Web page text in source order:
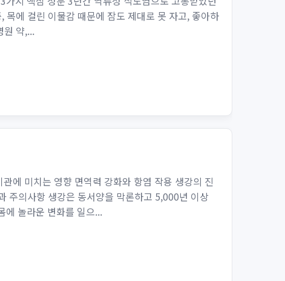
에 걸린 이물감 때문에 잠도 제대로 못 자고, 좋아하
원 약,...
에 미치는 영향 면역력 강화와 항염 작용 생강의 진
주의사항 생강은 동서양을 막론하고 5,000년 이상
에 놀라운 변화를 일으...